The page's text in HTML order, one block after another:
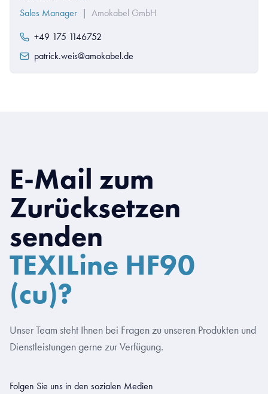
Sales Manager | Amokabel GmbH
+49 175 1146752
patrick.weis@amokabel.de
E-Mail zum
Zurücksetzen
senden
TEXILine HF90
(cu)?
Unser Team steht Ihnen bei Fragen zu unseren Produkten und
Dienstleistungen gerne zur Verfügung.
Folgen Sie uns in den sozialen Medien